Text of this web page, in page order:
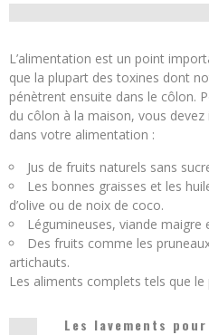
L’alimentation est un point
que la plupart des toxines dont
pénètrent ensuite dans le côlon.
du côlon à la maison, vous
dans votre alimentation :
Jus de fruits naturels sans
Les bonnes graisses et les
d’olive ou de noix de coco.
Légumineuses, viande
Des fruits comme les
artichauts.
Les aliments complets tels que
Les lavements